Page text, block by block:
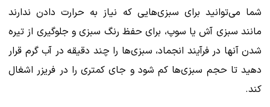
شما می‌توانید برای سبزی‌هایی که نیاز به حرارت دادن ندارند
مانند سبزی آش یا سوپ، برای حفظ رنگ سبزی و جلوگیری از تیره
شدن آنها در فرآیند انجماد، سبزی‌ها را چند دقیقه در آب گرم قرار
دهید تا حجم سبزی‌ها کم شود و جای کمتری را در فریزر اشغال
کند.